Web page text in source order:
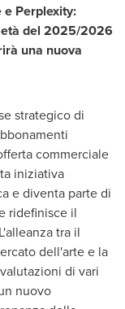
Perplexity:
del 2025/2026
una nuova
strategico di
commerciale
iniziativa
e diventa parte di
ridefinisce il
tra il
dell'arte e la
di vari
nuovo